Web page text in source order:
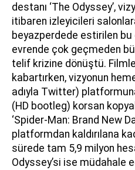
destanı ‘The Odyssey’,
itibaren izleyicileri
beyazperdede estirilen bu
evrende çok geçmeden
telif krizine dönüştü.
kabartırken, vizyonun
adıyla Twitter)
(HD bootleg) korsan
‘Spider-Man: Brand New
platformdan kaldırılana
sürede tam 5,9 milyon
Odyssey’si ise müdahale